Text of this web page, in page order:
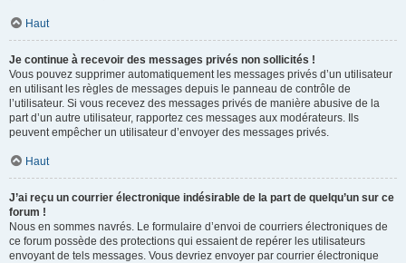
Haut
Je continue à recevoir des messages privés non sollicités !
Vous pouvez supprimer automatiquement les messages privés d’un utilisateur
en utilisant les règles de messages depuis le panneau de contrôle de
l’utilisateur. Si vous recevez des messages privés de manière abusive de la
part d’un autre utilisateur, rapportez ces messages aux modérateurs. Ils
peuvent empêcher un utilisateur d’envoyer des messages privés.
Haut
J’ai reçu un courrier électronique indésirable de la part de quelqu’un sur ce
forum !
Nous en sommes navrés. Le formulaire d’envoi de courriers électroniques de
ce forum possède des protections qui essaient de repérer les utilisateurs
envoyant de tels messages. Vous devriez envoyer par courrier électronique